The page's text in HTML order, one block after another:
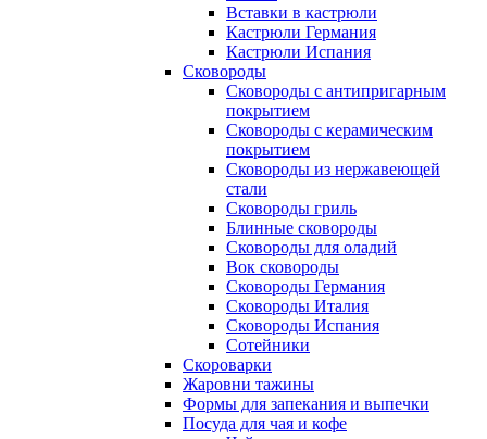
Вставки в кастрюли
Кастрюли Германия
Кастрюли Испания
Сковороды
Сковороды с антипригарным
покрытием
Сковороды с керамическим
покрытием
Сковороды из нержавеющей
стали
Сковороды гриль
Блинные сковороды
Сковороды для оладий
Вок сковороды
Сковороды Германия
Сковороды Италия
Сковороды Испания
Сотейники
Скороварки
Жаровни тажины
Формы для запекания и выпечки
Посуда для чая и кофе